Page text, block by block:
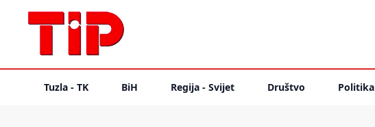
Tuzla - TK BiH Regija - Svijet Društvo Politika